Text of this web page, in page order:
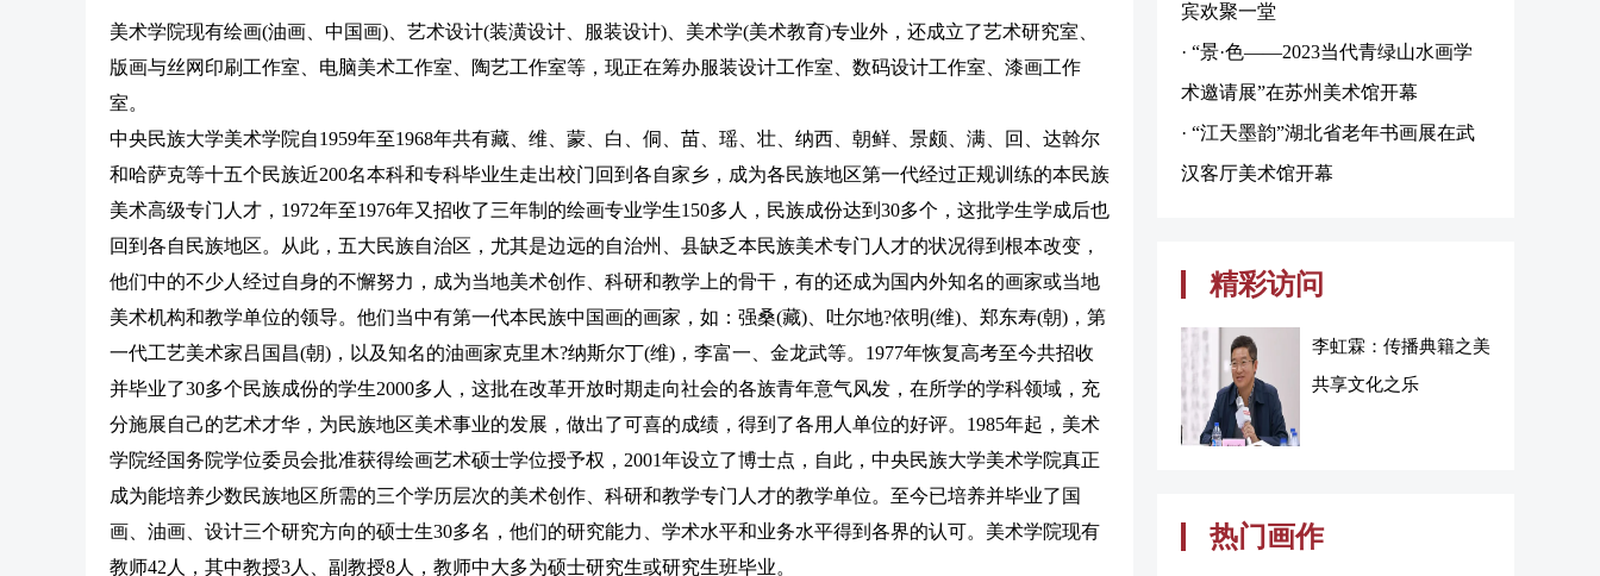
美术学院现有绘画(油画、中国画)、艺术设计(装潢设计、服装设计)、美术学(美术教育)专业外，还成立了艺术研究室、
版画与丝网印刷工作室、电脑美术工作室、陶艺工作室等，现正在筹办服装设计工作室、数码设计工作室、漆画工作
室。
中央民族大学美术学院自1959年至1968年共有藏、维、蒙、白、侗、苗、瑶、壮、纳西、朝鲜、景颇、满、回、达斡尔
和哈萨克等十五个民族近200名本科和专科毕业生走出校门回到各自家乡，成为各民族地区第一代经过正规训练的本民族
美术高级专门人才，1972年至1976年又招收了三年制的绘画专业学生150多人，民族成份达到30多个，这批学生学成后也
回到各自民族地区。从此，五大民族自治区，尤其是边远的自治州、县缺乏本民族美术专门人才的状况得到根本改变，
他们中的不少人经过自身的不懈努力，成为当地美术创作、科研和教学上的骨干，有的还成为国内外知名的画家或当地
美术机构和教学单位的领导。他们当中有第一代本民族中国画的画家，如：强桑(藏)、吐尔地?依明(维)、郑东寿(朝)，第
一代工艺美术家吕国昌(朝)，以及知名的油画家克里木?纳斯尔丁(维)，李富一、金龙武等。1977年恢复高考至今共招收
并毕业了30多个民族成份的学生2000多人，这批在改革开放时期走向社会的各族青年意气风发，在所学的学科领域，充
分施展自己的艺术才华，为民族地区美术事业的发展，做出了可喜的成绩，得到了各用人单位的好评。1985年起，美术
学院经国务院学位委员会批准获得绘画艺术硕士学位授予权，2001年设立了博士点，自此，中央民族大学美术学院真正
成为能培养少数民族地区所需的三个学历层次的美术创作、科研和教学专门人才的教学单位。至今已培养并毕业了国
画、油画、设计三个研究方向的硕士生30多名，他们的研究能力、学术水平和业务水平得到各界的认可。美术学院现有
教师42人，其中教授3人、副教授8人，教师中大多为硕士研究生或研究生班毕业。
宾欢聚一堂
· “景·色——2023当代青绿山水画学
术邀请展”在苏州美术馆开幕
· “江天墨韵”湖北省老年书画展在武
汉客厅美术馆开幕
精彩访问
李虹霖：传播典籍之美
共享文化之乐
热门画作